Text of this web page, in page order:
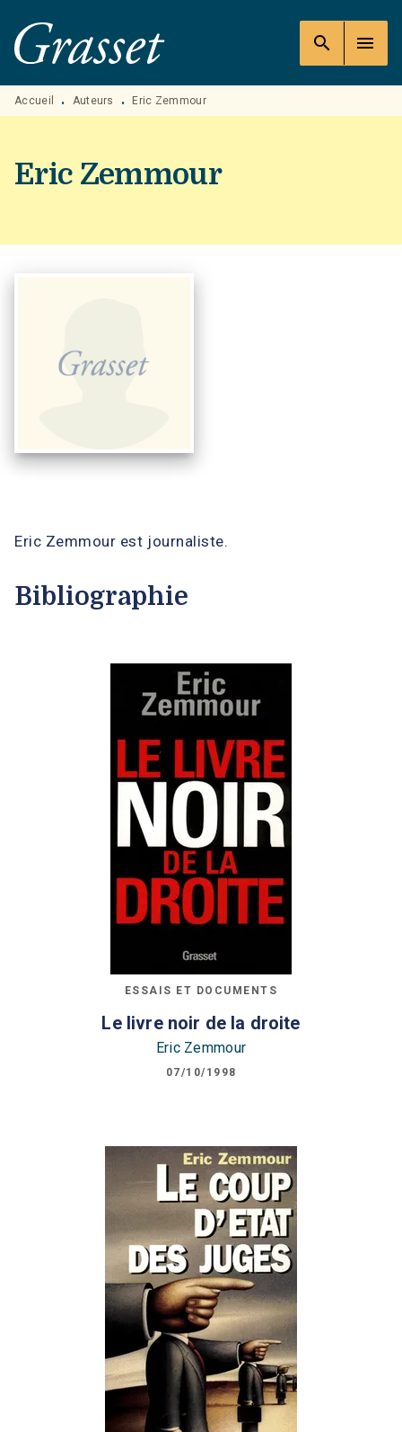
MENU RECHERCHE
PIED DE PAGE
search menu
Accueil • Auteurs • Eric Zemmour
Eric Zemmour
Eric Zemmour est journaliste.
Bibliographie
ESSAIS ET DOCUMENTS
Le livre noir de la droite
Eric Zemmour
07/10/1998